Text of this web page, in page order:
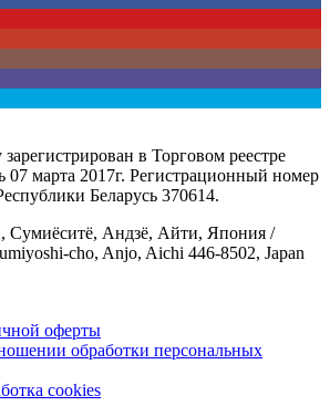
в Торговом реестре
07 марта 2017г. Регистрационный номер
Беларусь 370614.
Сумиёситё, Андзё, Айти, Япония /
cho, Anjo, Aichi 446-8502, Japan
оферты
обработки персональных
cookies